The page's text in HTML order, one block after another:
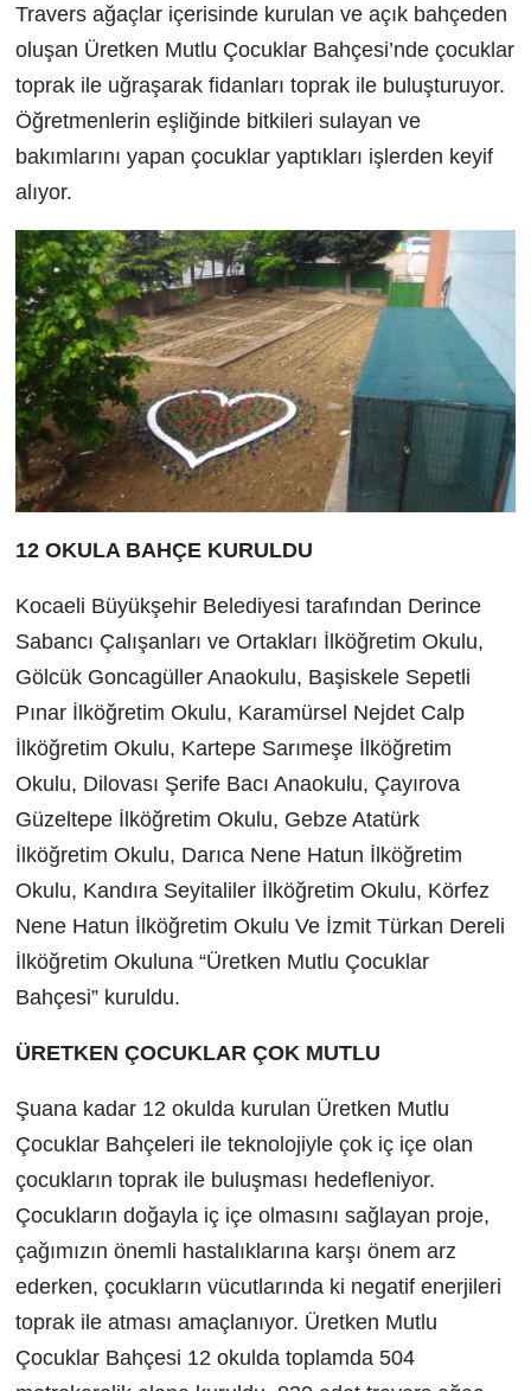
Travers ağaçlar içerisinde kurulan ve açık bahçeden
oluşan Üretken Mutlu Çocuklar Bahçesi’nde çocuklar
toprak ile uğraşarak fidanları toprak ile buluşturuyor.
Öğretmenlerin eşliğinde bitkileri sulayan ve
bakımlarını yapan çocuklar yaptıkları işlerden keyif
alıyor.
12 OKULA BAHÇE KURULDU
Kocaeli Büyükşehir Belediyesi tarafından Derince
Sabancı Çalışanları ve Ortakları İlköğretim Okulu,
Gölcük Goncagüller Anaokulu, Başiskele Sepetli
Pınar İlköğretim Okulu, Karamürsel Nejdet Calp
İlköğretim Okulu, Kartepe Sarımeşe İlköğretim
Okulu, Dilovası Şerife Bacı Anaokulu, Çayırova
Güzeltepe İlköğretim Okulu, Gebze Atatürk
İlköğretim Okulu, Darıca Nene Hatun İlköğretim
Okulu, Kandıra Seyitaliler İlköğretim Okulu, Körfez
Nene Hatun İlköğretim Okulu Ve İzmit Türkan Dereli
İlköğretim Okuluna “Üretken Mutlu Çocuklar
Bahçesi” kuruldu.
ÜRETKEN ÇOCUKLAR ÇOK MUTLU
Şuana kadar 12 okulda kurulan Üretken Mutlu
Çocuklar Bahçeleri ile teknolojiyle çok iç içe olan
çocukların toprak ile buluşması hedefleniyor.
Çocukların doğayla iç içe olmasını sağlayan proje,
çağımızın önemli hastalıklarına karşı önem arz
ederken, çocukların vücutlarında ki negatif enerjileri
toprak ile atması amaçlanıyor. Üretken Mutlu
Çocuklar Bahçesi 12 okulda toplamda 504